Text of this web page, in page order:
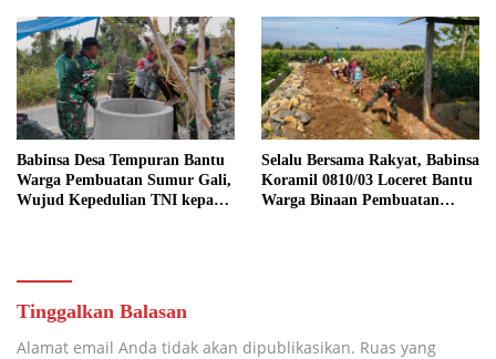
Babinsa Desa Tempuran Bantu
Warga Pembuatan Sumur Gali,
Wujud Kepedulian TNI kepada
Selalu Bersama Rakyat, Babinsa
Koramil 0810/03 Loceret Bantu
Warga Binaan Pembuatan
Tinggalkan Balasan
Alamat email Anda tidak akan dipublikasikan. Ruas yang